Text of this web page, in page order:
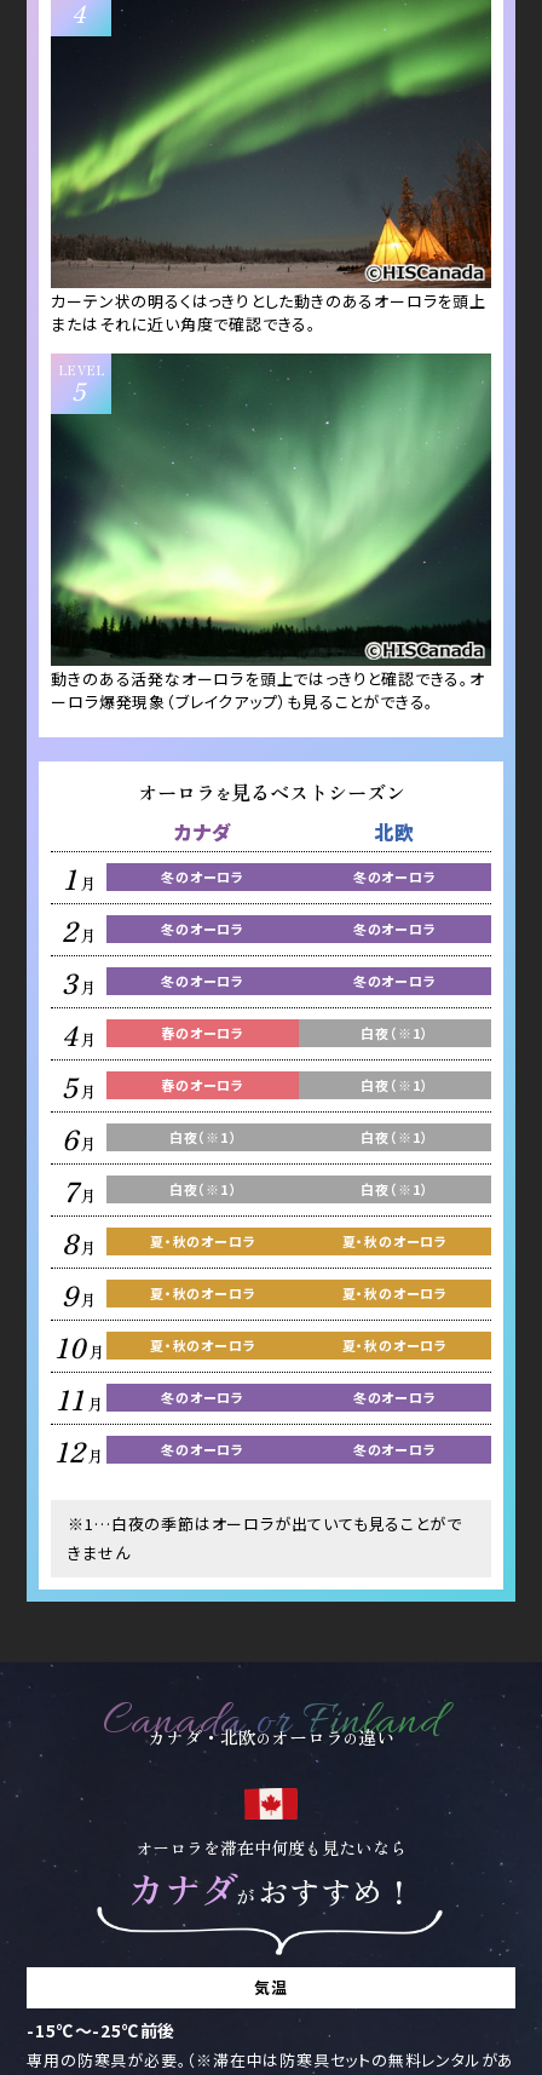
4
カーテン状の明るくはっきりとした動きのあるオーロラを頭上
またはそれに近い角度で確認できる。
LEVEL
5
動きのある活発なオーロラを頭上ではっきりと確認できる。オ
ーロラ爆発現象（ブレイクアップ）も見ることができる。
オーロラ を 見るベストシーズン
カナダ
北欧
1 月 冬のオーロラ 冬のオーロラ
2 月 冬のオーロラ 冬のオーロラ
3 月 冬のオーロラ 冬のオーロラ
4 月 春のオーロラ 白夜（※1）
5 月 春のオーロラ 白夜（※1）
6 月 白夜（※1） 白夜（※1）
7月 白夜（※1） 白夜（※1）
8 月 夏・秋のオーロラ 夏・秋のオーロラ
9 月 夏・秋のオーロラ 夏・秋のオーロラ
10 月 夏・秋のオーロラ 夏・秋のオーロラ
11 月 冬のオーロラ 冬のオーロラ
12 月 冬のオーロラ 冬のオーロラ
※1…白夜の季節はオーロラが出ていても見ることがで
きません
Canada or Finland
カナダ・北欧の オーロラの違い
オーロラを滞在中何度も見たいなら
カナダが おすすめ！
気温
-15℃～-25℃前後
専用の防寒具が必要。（※滞在中は防寒具セットの無料レンタルがあ